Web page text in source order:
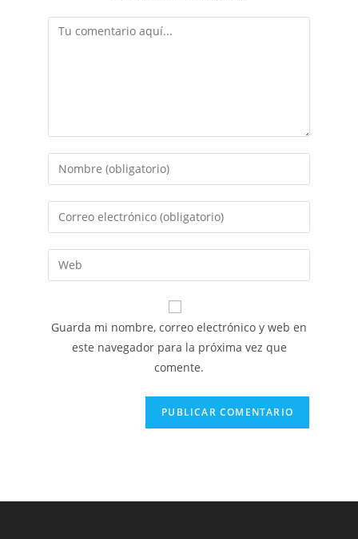
Comentario
Introduce
tu
nombre
de
usuario
comentar
Introduce
tu
dirección
de
para
comentar
Introduce
la
Guarda mi nombre, correo electrónico y web en
este navegador para la próxima vez que
comente.